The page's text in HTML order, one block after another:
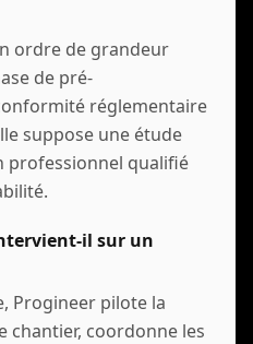
ordre de grandeur
de pré-
réglementaire
suppose une étude
professionnel qualifié
il sur un
Progineer pilote la
chantier, coordonne les